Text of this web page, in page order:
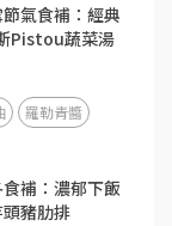
節氣食補：經典
Pistou蔬菜湯
羅勒青醬
食補：濃郁下飯
豬肋排